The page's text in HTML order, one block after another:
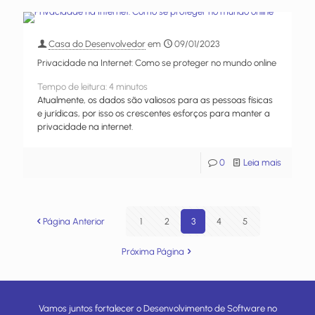
Casa do Desenvolvedor em
09/01/2023
Privacidade na Internet: Como se proteger no mundo online
Tempo de leitura: 4 minutos
Atualmente, os dados são valiosos para as pessoas físicas
e jurídicas, por isso os crescentes esforços para manter a
privacidade na internet.
0 Leia mais
Página Anterior 1 2 3 4 5
Próxima Página
Vamos juntos fortalecer o Desenvolvimento de Software no